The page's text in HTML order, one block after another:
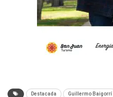
Destacada Guillermo Baigorrí